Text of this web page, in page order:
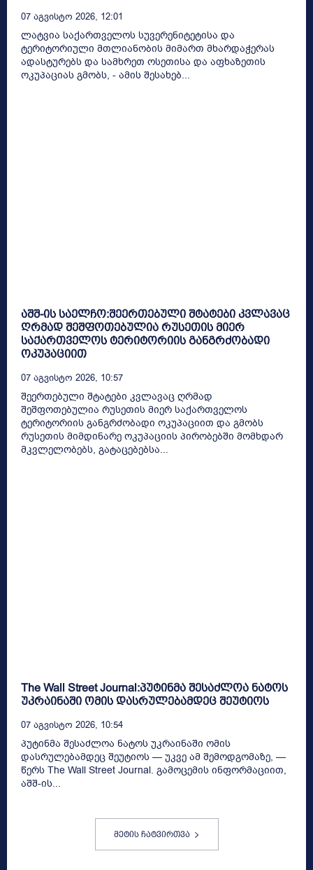
07 Აგვისტო 2026, 12:01
ლატვია საქართველოს სუვერენიტეტისა და
ტერიტორიული მთლიანობის მიმართ მხარდაჭერას
ადასტურებს და სამხრეთ ოსეთისა და აფხაზეთის
ოკუპაციას გმობს, - ამის შესახებ...
აშშ-ის საელჩო:შეერთებული შტატები კვლავაც
ღრმად შეშფოთებულია რუსეთის მიერ
საქართველოს ტერიტორიის განგრძობადი
ოკუპაციით
07 Აგვისტო 2026, 10:57
შეერთებული შტატები კვლავაც ღრმად
შეშფოთებულია რუსეთის მიერ საქართველოს
ტერიტორიის განგრძობადი ოკუპაციით და გმობს
რუსეთის მიმდინარე ოკუპაციის პირობებში მომხდარ
მკვლელობებს, გატაცებებსა...
The Wall Street Journal:პუტინმა შესაძლოა ნატოს
უკრაინაში ომის დასრულებამდეც შეუტიოს
07 Აგვისტო 2026, 10:54
პუტინმა შესაძლოა ნატოს უკრაინაში ომის
დასრულებამდეც შეუტიოს — უკვე ამ შემოდგომაზე, —
წერს The Wall Street Journal. გამოცემის ინფორმაციით,
აშშ-ის...
მეტის ჩატვირთვა